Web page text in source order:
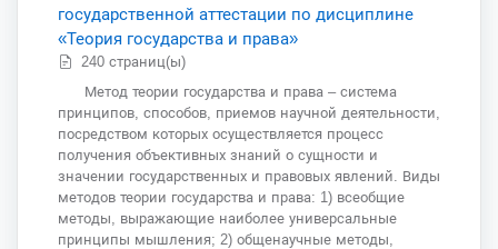
государственной аттестации по дисциплине
«Теория государства и права»
240 страниц(ы)
Метод теории государства и права – система
принципов, способов, приемов научной деятельности,
посредством которых осуществляется процесс
получения объективных знаний о сущности и
значении государственных и правовых явлений. Виды
методов теории государства и права: 1) всеобщие
методы, выражающие наиболее универсальные
принципы мышления; 2) общенаучные методы,